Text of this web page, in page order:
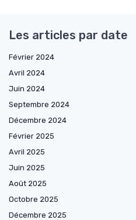
Les articles par date
Février 2024
Avril 2024
Juin 2024
Septembre 2024
Décembre 2024
Février 2025
Avril 2025
Juin 2025
Août 2025
Octobre 2025
Décembre 2025